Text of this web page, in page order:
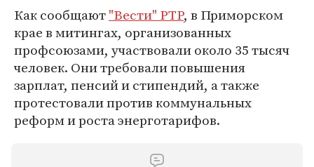
Как сообщают"Вести" РТР, в Приморском
крае в митингах, организованных
профсоюзами, участвовали около 35 тысяч
человек. Они требовали повышения
зарплат, пенсий и стипендий, а также
протестовали против коммунальных
реформ и роста энерготарифов.